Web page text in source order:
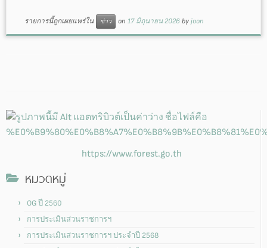
รายการนี้ถูกเผยแพร่ใน ข่าว on 17 มิถุนายน 2026 by joon
https://www.forest.go.th
หมวดหมู่
OG ปี 2560
การประเมินส่วนราชการฯ
การประเมินส่วนราชการฯ ประจำปี 2568